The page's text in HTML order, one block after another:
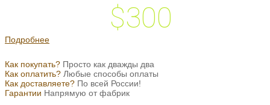
$300
Подробнее
Как покупать? Просто как дважды два
Как оплатить? Любые способы оплаты
Как доставляете? По всей России!
Гарантии Напрямую от фабрик